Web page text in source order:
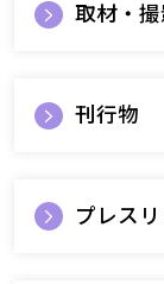
取材・
刊行物
プレス